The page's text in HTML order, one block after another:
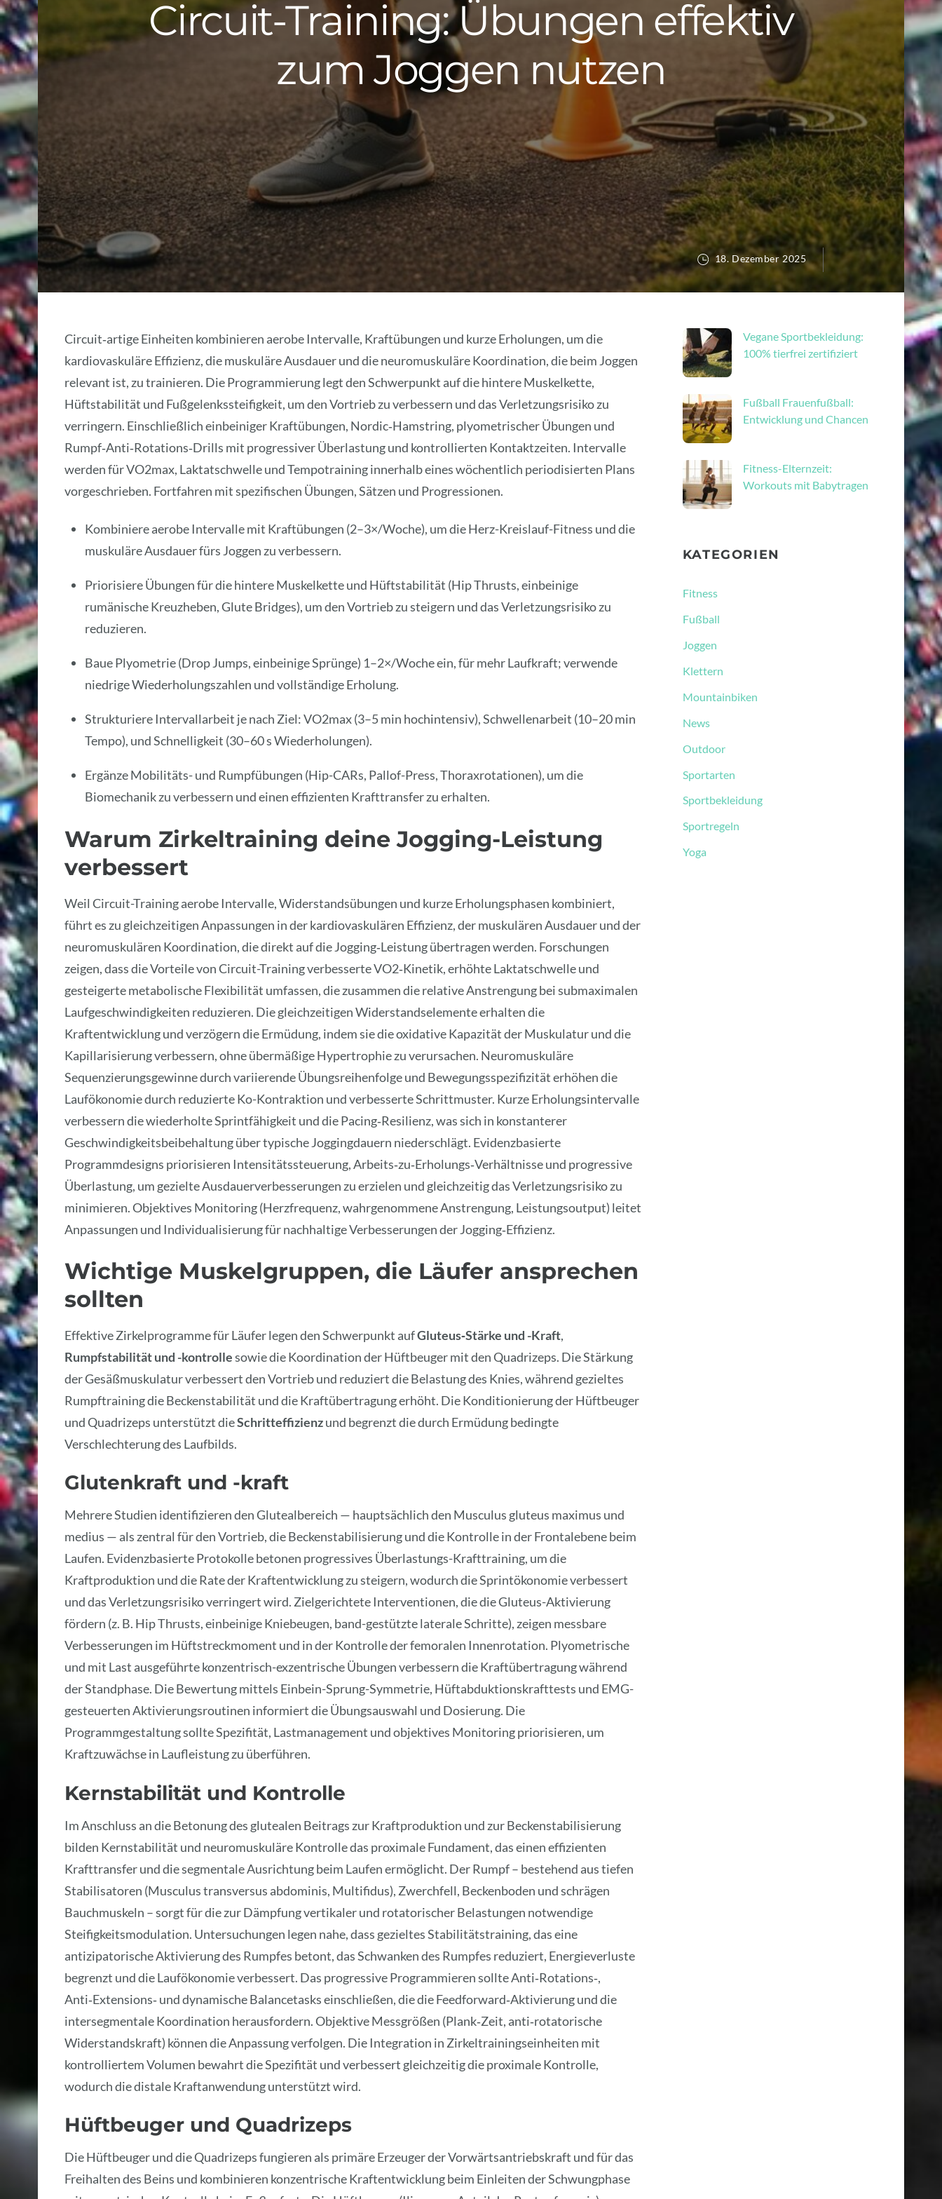
18. Dezember 2025
Circuit-Training: Übungen effektiv
zum Joggen nutzen
Circuit‑artige Einheiten kombinieren aerobe Intervalle, Kraftübungen und kurze Erholungen, um die
kardiovaskuläre Effizienz, die muskuläre Ausdauer und die neuromuskuläre Koordination, die beim Joggen
relevant ist, zu trainieren. Die Programmierung legt den Schwerpunkt auf die hintere Muskelkette,
Hüftstabilität und Fußgelenkssteifigkeit, um den Vortrieb zu verbessern und das Verletzungsrisiko zu
verringern. Einschließlich einbeiniger Kraftübungen, Nordic‑Hamstring, plyometrischer Übungen und
Rumpf‑Anti‑Rotations‑Drills mit progressiver Überlastung und kontrollierten Kontaktzeiten. Intervalle
werden für VO2max, Laktatschwelle und Tempotraining innerhalb eines wöchentlich periodisierten Plans
vorgeschrieben. Fortfahren mit spezifischen Übungen, Sätzen und Progressionen.
Kombiniere aerobe Intervalle mit Kraftübungen (2–3×/Woche), um die Herz-Kreislauf-Fitness und die
muskuläre Ausdauer fürs Joggen zu verbessern.
Priorisiere Übungen für die hintere Muskelkette und Hüftstabilität (Hip Thrusts, einbeinige
rumänische Kreuzheben, Glute Bridges), um den Vortrieb zu steigern und das Verletzungsrisiko zu
reduzieren.
Baue Plyometrie (Drop Jumps, einbeinige Sprünge) 1–2×/Woche ein, für mehr Laufkraft; verwende
niedrige Wiederholungszahlen und vollständige Erholung.
Strukturiere Intervallarbeit je nach Ziel: VO2max (3–5 min hochintensiv), Schwellenarbeit (10–20 min
Tempo), und Schnelligkeit (30–60 s Wiederholungen).
Ergänze Mobilitäts- und Rumpfübungen (Hip-CARs, Pallof-Press, Thoraxrotationen), um die
Biomechanik zu verbessern und einen effizienten Krafttransfer zu erhalten.
Warum Zirkeltraining deine Jogging-Leistung
verbessert
Weil Circuit-Training aerobe Intervalle, Widerstandsübungen und kurze Erholungsphasen kombiniert,
führt es zu gleichzeitigen Anpassungen in der kardiovaskulären Effizienz, der muskulären Ausdauer und der
neuromuskulären Koordination, die direkt auf die Jogging‑Leistung übertragen werden. Forschungen
zeigen, dass die Vorteile von Circuit-Training verbesserte VO2‑Kinetik, erhöhte Laktatschwelle und
gesteigerte metabolische Flexibilität umfassen, die zusammen die relative Anstrengung bei submaximalen
Laufgeschwindigkeiten reduzieren. Die gleichzeitigen Widerstandselemente erhalten die
Kraftentwicklung und verzögern die Ermüdung, indem sie die oxidative Kapazität der Muskulatur und die
Kapillarisierung verbessern, ohne übermäßige Hypertrophie zu verursachen. Neuromuskuläre
Sequenzierungsgewinne durch variierende Übungsreihenfolge und Bewegungsspezifizität erhöhen die
Laufökonomie durch reduzierte Ko-Kontraktion und verbesserte Schrittmuster. Kurze Erholungsintervalle
verbessern die wiederholte Sprintfähigkeit und die Pacing‑Resilienz, was sich in konstanterer
Geschwindigkeitsbeibehaltung über typische Joggingdauern niederschlägt. Evidenzbasierte
Programmdesigns priorisieren Intensitätssteuerung, Arbeits‑zu‑Erholungs‑Verhältnisse und progressive
Überlastung, um gezielte Ausdauerverbesserungen zu erzielen und gleichzeitig das Verletzungsrisiko zu
minimieren. Objektives Monitoring (Herzfrequenz, wahrgenommene Anstrengung, Leistungsoutput) leitet
Anpassungen und Individualisierung für nachhaltige Verbesserungen der Jogging‑Effizienz.
Wichtige Muskelgruppen, die Läufer ansprechen
sollten
Effektive Zirkelprogramme für Läufer legen den Schwerpunkt aufGluteus‑Stärke und -Kraft,
Rumpfstabilität und -kontrollesowie die Koordination der Hüftbeuger mit den Quadrizeps. Die Stärkung
der Gesäßmuskulatur verbessert den Vortrieb und reduziert die Belastung des Knies, während gezieltes
Rumpftraining die Beckenstabilität und die Kraftübertragung erhöht. Die Konditionierung der Hüftbeuger
und Quadrizeps unterstützt dieSchritteffizienzund begrenzt die durch Ermüdung bedingte
Verschlechterung des Laufbilds.
Glutenkraft und -kraft
Mehrere Studien identifizieren den Glutealbereich — hauptsächlich den Musculus gluteus maximus und
medius — als zentral für den Vortrieb, die Beckenstabilisierung und die Kontrolle in der Frontalebene beim
Laufen. Evidenzbasierte Protokolle betonen progressives Überlastungs-Krafttraining, um die
Kraftproduktion und die Rate der Kraftentwicklung zu steigern, wodurch die Sprintökonomie verbessert
und das Verletzungsrisiko verringert wird. Zielgerichtete Interventionen, die die Gluteus-Aktivierung
fördern (z. B. Hip Thrusts, einbeinige Kniebeugen, band-gestützte laterale Schritte), zeigen messbare
Verbesserungen im Hüftstreckmoment und in der Kontrolle der femoralen Innenrotation. Plyometrische
und mit Last ausgeführte konzentrisch-exzentrische Übungen verbessern die Kraftübertragung während
der Standphase. Die Bewertung mittels Einbein-Sprung-Symmetrie, Hüftabduktionskrafttests und EMG-
gesteuerten Aktivierungsroutinen informiert die Übungsauswahl und Dosierung. Die
Programmgestaltung sollte Spezifität, Lastmanagement und objektives Monitoring priorisieren, um
Kraftzuwächse in Laufleistung zu überführen.
Kernstabilität und Kontrolle
Im Anschluss an die Betonung des glutealen Beitrags zur Kraftproduktion und zur Beckenstabilisierung
bilden Kernstabilität und neuromuskuläre Kontrolle das proximale Fundament, das einen effizienten
Krafttransfer und die segmentale Ausrichtung beim Laufen ermöglicht. Der Rumpf – bestehend aus tiefen
Stabilisatoren (Musculus transversus abdominis, Multifidus), Zwerchfell, Beckenboden und schrägen
Bauchmuskeln – sorgt für die zur Dämpfung vertikaler und rotatorischer Belastungen notwendige
Steifigkeitsmodulation. Untersuchungen legen nahe, dass gezieltes Stabilitätstraining, das eine
antizipatorische Aktivierung des Rumpfes betont, das Schwanken des Rumpfes reduziert, Energieverluste
begrenzt und die Laufökonomie verbessert. Das progressive Programmieren sollte Anti‑Rotations‑,
Anti‑Extensions‑ und dynamische Balancetasks einschließen, die die Feedforward‑Aktivierung und die
intersegmentale Koordination herausfordern. Objektive Messgrößen (Plank‑Zeit, anti‑rotatorische
Widerstandskraft) können die Anpassung verfolgen. Die Integration in Zirkeltrainingseinheiten mit
kontrolliertem Volumen bewahrt die Spezifität und verbessert gleichzeitig die proximale Kontrolle,
wodurch die distale Kraftanwendung unterstützt wird.
Hüftbeuger und Quadrizeps
Die Hüftbeuger und die Quadrizeps fungieren als primäre Erzeuger der Vorwärtsantriebskraft und für das
Freihalten des Beins und kombinieren konzentrische Kraftentwicklung beim Einleiten der Schwungphase
Vegane Sportbekleidung:
100% tierfrei zertifiziert
Fußball Frauenfußball:
Entwicklung und Chancen
Fitness-Elternzeit:
Workouts mit Babytragen
KATEGORIEN
Fitness
Fußball
Joggen
Klettern
Mountainbiken
News
Outdoor
Sportarten
Sportbekleidung
Sportregeln
Yoga